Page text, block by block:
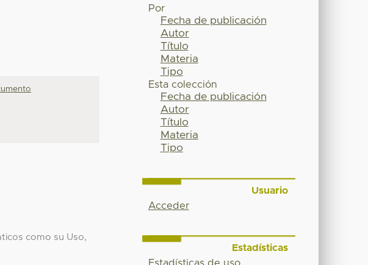
como su Uso,
Por
Fecha de publicación
Autor
Título
Materia
Tipo
Esta colección
Fecha de publicación
Autor
Título
Materia
Tipo
Usuario
Acceder
Estadísticas
Estadísticas de uso